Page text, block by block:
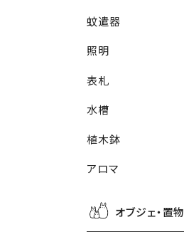
蚊遣器
照明
表札
水槽
植木鉢
アロマ
オブジェ・置物